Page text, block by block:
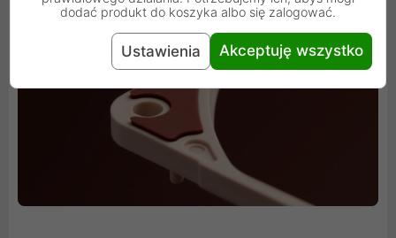
dodać produkt do koszyka albo się zalogować.
Ustawienia Akceptuję wszystko